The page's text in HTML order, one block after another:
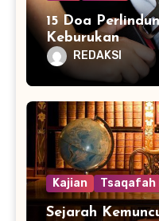
15 Doa
Keburukan
REDAKSI
Kajian Tsaqafah
Sejarah